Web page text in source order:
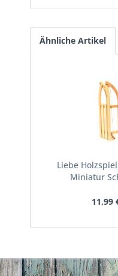
Ähnliche Artikel
Liebe
Miniatur
11,99